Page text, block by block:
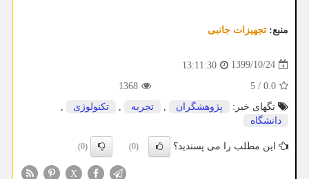
منبع: تجهیزات جانبی
1399/10/24
13:11:30
0.0
/
5
1368
تگهای خبر:
پژوهشگران تجربه تكنولوژی
دانشگاه
این مطلب را می پسندید؟ (0)
(0)
X